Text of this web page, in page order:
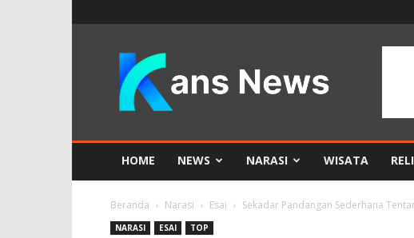
KANS
News
HOME NEWS NARASI WISATA
Beranda Narasi Esai Sekadar Pandangan Sederhana
NARASI ESAI TOP